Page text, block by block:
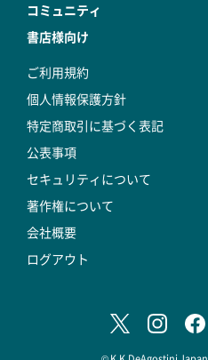
コミュニティ
書店様向け
ご利用規約
個人情報保護方針
特定商取引に基づく表記
公表事項
セキュリティについて
著作権について
会社概要
ログアウト